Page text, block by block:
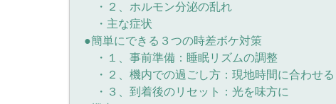
・２、ホルモン分泌の乱れ
・主な症状
●簡単にできる３つの時差ボケ対策
・１、事前準備：睡眠リズムの調整
・２、機内での過ごし方：現地時間に合わせる
・３、到着後のリセット：光を味方に